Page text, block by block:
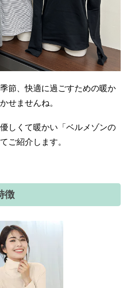
節、快適に過ごすための暖か
せませんね。
しくて暖かい「ベルメゾンの
ご紹介します。
徴